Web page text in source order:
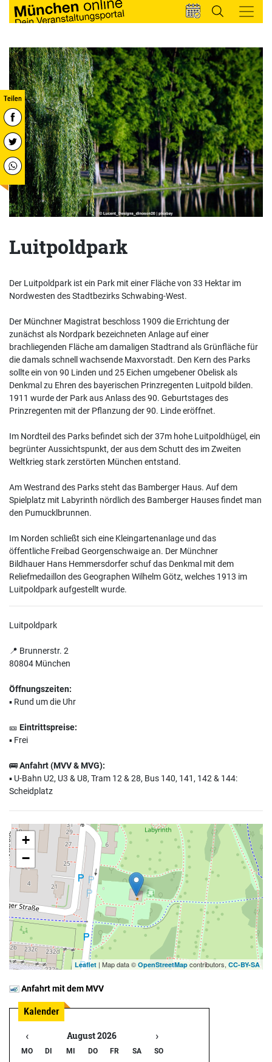
Luitpoldpark
Der Luitpoldpark ist ein Park mit einer Fläche von 33 Hektar im
Nordwesten des Stadtbezirks Schwabing-West.
Der Münchner Magistrat beschloss 1909 die Errichtung der
zunächst als Nordpark bezeichneten Anlage auf einer
brachliegenden Fläche am damaligen Stadtrand als Grünfläche für
die damals schnell wachsende Maxvorstadt. Den Kern des Parks
sollte ein von 90 Linden und 25 Eichen umgebener Obelisk als
Denkmal zu Ehren des bayerischen Prinzregenten Luitpold bilden.
1911 wurde der Park aus Anlass des 90. Geburtstages des
Prinzregenten mit der Pflanzung der 90. Linde eröffnet.
Im Nordteil des Parks befindet sich der 37m hohe Luitpoldhügel, ein
begrünter Aussichtspunkt, der aus dem Schutt des im Zweiten
Weltkrieg stark zerstörten München entstand.
Am Westrand des Parks steht das Bamberger Haus. Auf dem
Spielplatz mit Labyrinth nördlich des Bamberger Hauses findet man
den Pumucklbrunnen.
Im Norden schließt sich eine Kleingartenanlage und das
öffentliche Freibad Georgenschwaige an. Der Münchner
Bildhauer Hans Hemmersdorfer schuf das Denkmal mit dem
Reliefmedaillon des Geographen Wilhelm Götz, welches 1913 im
Luitpoldpark aufgestellt wurde.
Luitpoldpark
📍 Brunnerstr. 2
80804 München
Öffnungszeiten:
▪️ Rund um die Uhr
🎫 Eintrittspreise:
▪️ Frei
🚌Anfahrt (MVV & MVG):
▪️ U-Bahn U2, U3 & U8, Tram 12 & 28, Bus 140, 141, 142 & 144:
Scheidplatz
+
−
Leaflet | Map data © OpenStreetMapcontributors, CC-BY-SA
Anfahrt mit dem MVV
‹ August 2026 ›
MO DI MI DO FR SA
SO